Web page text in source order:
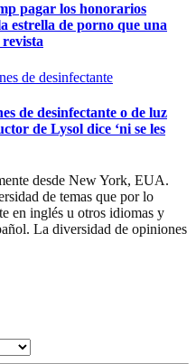
pagar los honorarios
estrella de porno que una
de desinfectante o de luz
de Lysol dice ‘ni se les
desde New York, EUA.
de temas que por lo
en inglés u otros idiomas y
La diversidad de opiniones